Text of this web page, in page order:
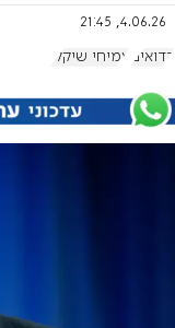
4.06.26, 21:45
בדואים עמיחי שיקלי